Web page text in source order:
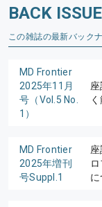
BACK ISSUE
この雑誌の最新バック
MD Frontier
2025年11月
号（Vol.5 No.
1）
MD Frontier
2025年増刊
号Suppl.1